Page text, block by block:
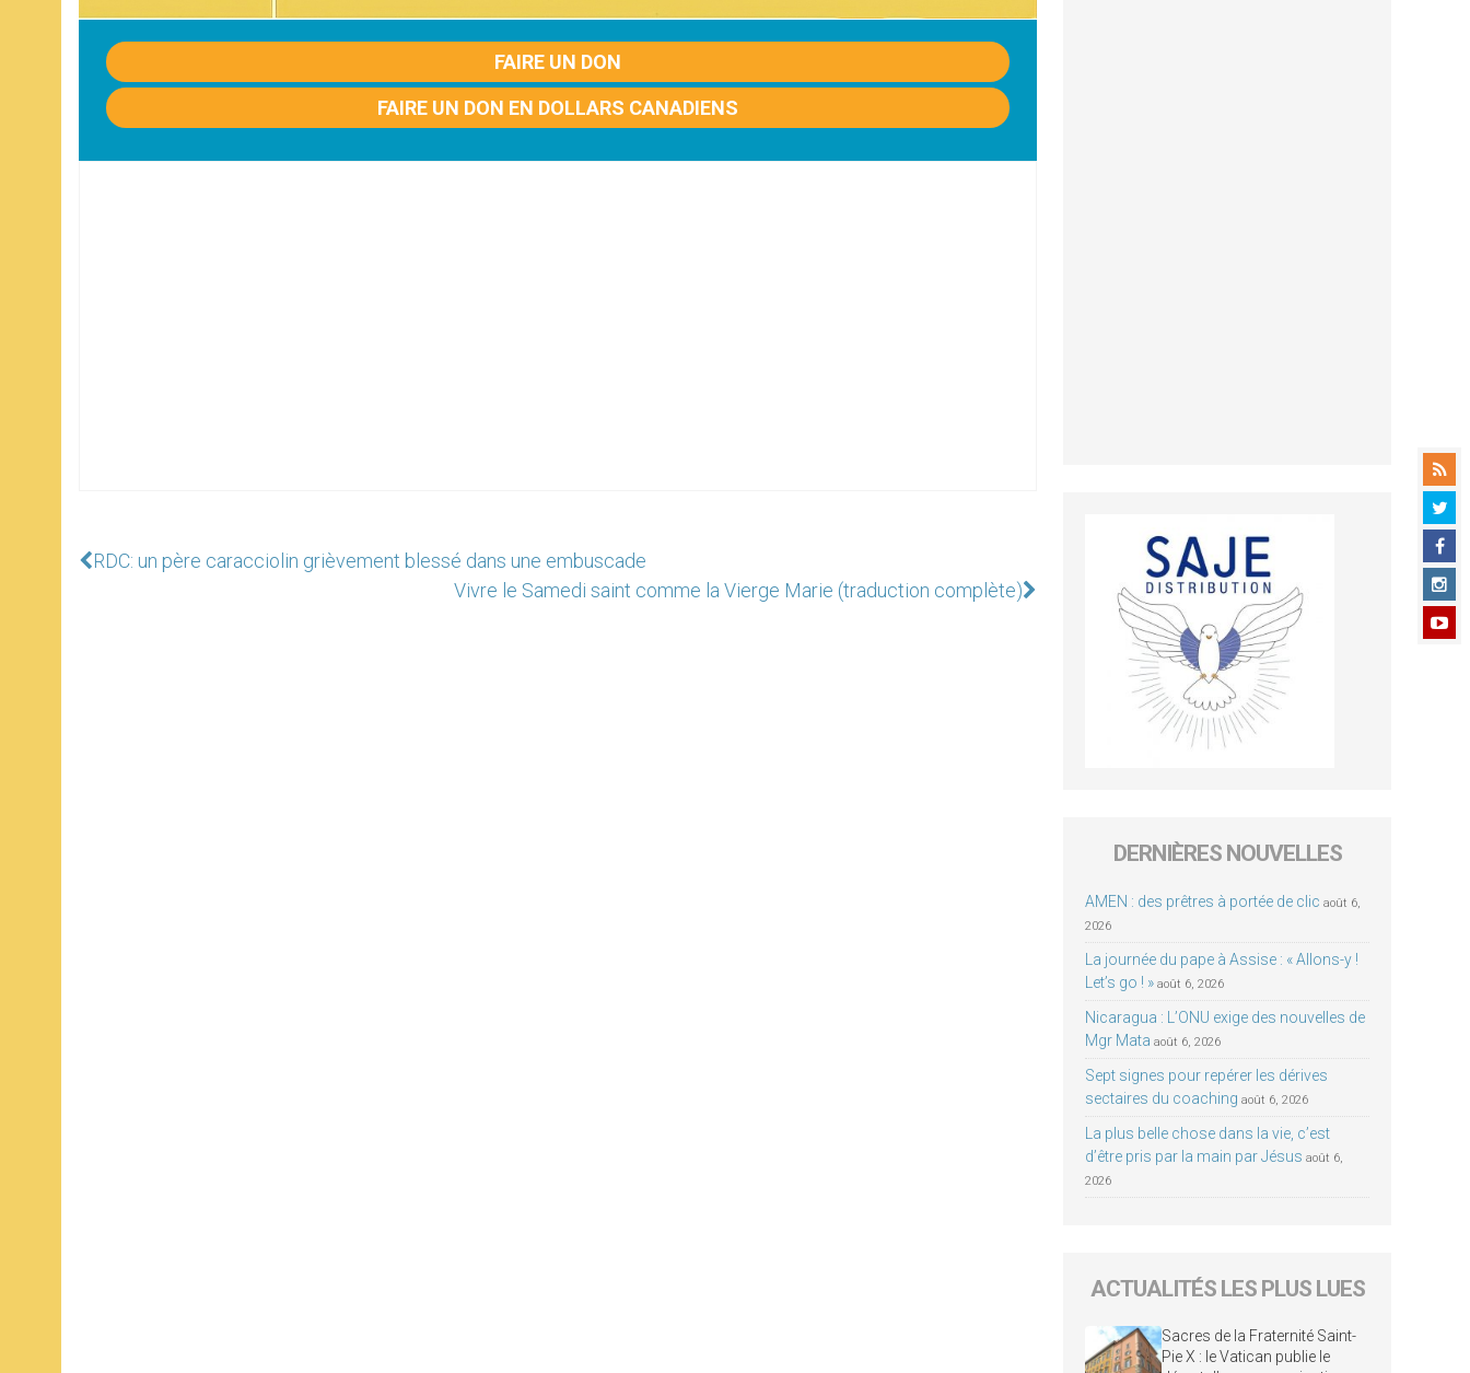
FAIRE UN DON
FAIRE UN DON EN DOLLARS CANADIENS
RDC: un père caracciolin grièvement blessé dans une embuscade
Vivre le Samedi saint comme la Vierge Marie (traduction complète)
DERNIÈRES NOUVELLES
AMEN : des prêtres à portée de clic août 6,
2026
La journée du pape à Assise : « Allons-y !
Let’s go ! » août 6, 2026
Nicaragua : L’ONU exige des nouvelles de
Mgr Mata août 6, 2026
Sept signes pour repérer les dérives
sectaires du coaching août 6, 2026
La plus belle chose dans la vie, c’est
d’être pris par la main par Jésus août 6,
2026
ACTUALITÉS LES PLUS LUES
Sacres de la Fraternité Saint-
Pie X : le Vatican publie le